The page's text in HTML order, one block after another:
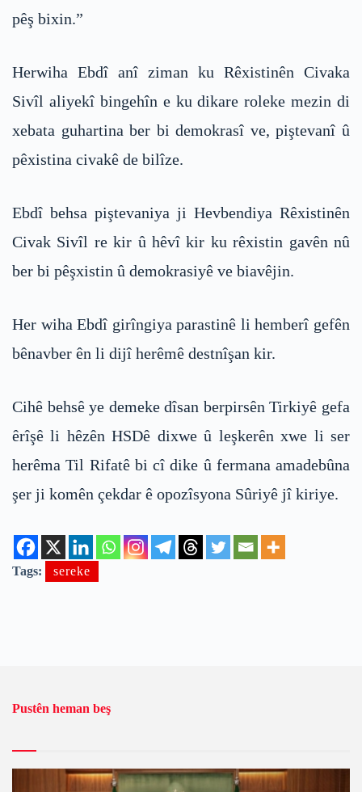
pêş bixin.”
Herwiha Ebdî anî ziman ku Rêxistinên Civaka
Sivîl aliyekî bingehîn e ku dikare roleke mezin di
xebata guhartina ber bi demokrasî ve, piştevanî û
pêxistina civakê de bilîze.
Ebdî behsa piştevaniya ji Hevbendiya Rêxistinên
Civak Sivîl re kir û hêvî kir ku rêxistin gavên nû
ber bi pêşxistin û demokrasiyê ve biavêjin.
Her wiha Ebdî girîngiya parastinê li hemberî gefên
bênavber ên li dijî herêmê destnîşan kir.
Cihê behsê ye demeke dîsan berpirsên Tirkiyê gefa
êrîşê li hêzên HSDê dixwe û leşkerên xwe li ser
herêma Til Rifatê bi cî dike û fermana amadebûna
şer ji komên çekdar ê opozîsyona Sûriyê jî kiriye.
Tags: sereke
Pustên heman beş